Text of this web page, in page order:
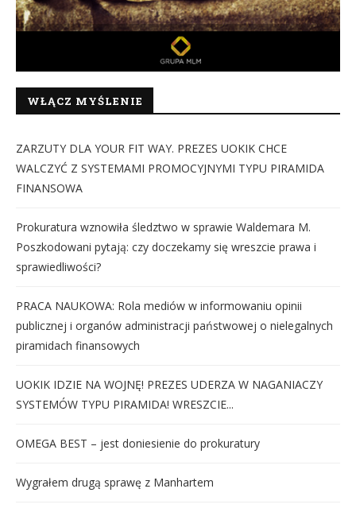
WŁĄCZ MYŚLENIE
ZARZUTY DLA YOUR FIT WAY. PREZES UOKIK CHCE
WALCZYĆ Z SYSTEMAMI PROMOCYJNYMI TYPU PIRAMIDA
FINANSOWA
Prokuratura wznowiła śledztwo w sprawie Waldemara M.
Poszkodowani pytają: czy doczekamy się wreszcie prawa i
sprawiedliwości?
PRACA NAUKOWA: Rola mediów w informowaniu opinii
publicznej i organów administracji państwowej o nielegalnych
piramidach finansowych
UOKIK IDZIE NA WOJNĘ! PREZES UDERZA W NAGANIACZY
SYSTEMÓW TYPU PIRAMIDA! WRESZCIE...
OMEGA BEST – jest doniesienie do prokuratury
Wygrałem drugą sprawę z Manhartem